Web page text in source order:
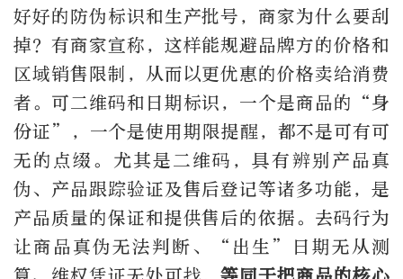
好好的防伪标识和生产批号，商家为什么要刮
掉？有商家宣称，这样能规避品牌方的价格和
区域销售限制，从而以更优惠的价格卖给消费
者。可二维码和日期标识，一个是商品的“身
份证”，一个是使用期限提醒，都不是可有可
无的点缀。尤其是二维码，具有辨别产品真
伪、产品跟踪验证及售后登记等诸多功能，是
产品质量的保证和提供售后的依据。去码行为
让商品真伪无法判断、“出生”日期无从测